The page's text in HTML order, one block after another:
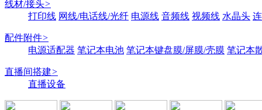
线材/接头>
打印线 网线/电话线/光纤 电源线 音频线 视频线 水晶头
配件附件>
电源适配器 笔记本电池 笔记本键盘膜/屏膜/壳膜 笔记本
直播间搭建>
直播设备